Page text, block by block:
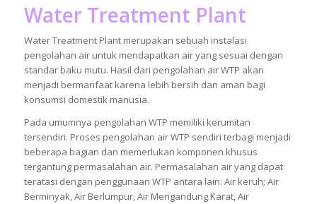
Water Treatment Plant
Water Treatment Plant merupakan sebuah instalasi
pengolahan air untuk mendapatkan air yang sesuai dengan
standar baku mutu. Hasil dari pengolahan air WTP akan
menjadi bermanfaat karena lebih bersih dan aman bagi
konsumsi domestik manusia.
Pada umumnya pengolahan WTP memiliki kerumitan
tersendiri. Proses pengolahan air WTP sendiri terbagi menjadi
beberapa bagian dan memerlukan komponen khusus
tergantung permasalahan air. Permasalahan air yang dapat
teratasi dengan penggunaan WTP antara lain: Air keruh; Air
Berminyak, Air Berlumpur, Air Mengandung Karat, Air